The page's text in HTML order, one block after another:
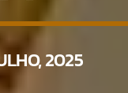
2025